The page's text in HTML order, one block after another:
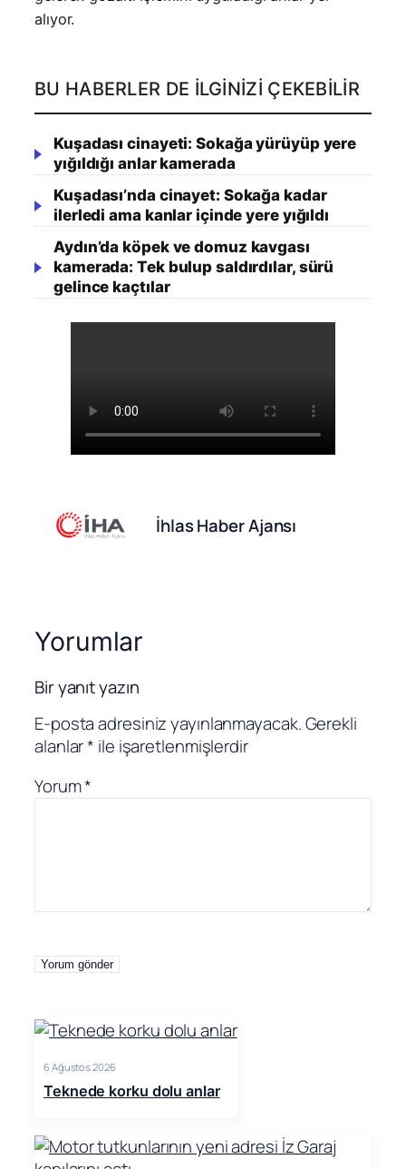
alıyor.
BU HABERLER DE İLGINIZI ÇEKEBILIR
Kuşadası cinayeti: Sokağa yürüyüp yere
yığıldığı anlar kamerada
Kuşadası’nda cinayet: Sokağa kadar
ilerledi ama kanlar içinde yere yığıldı
Aydın’da köpek ve domuz kavgası
kamerada: Tek bulup saldırdılar, sürü
gelince kaçtılar
İhlas Haber Ajansı
Yorumlar
Bir yanıt yazın
E-posta adresiniz yayınlanmayacak.Gerekli
alanlar* ile işaretlenmişlerdir
Yorum*
6 Ağustos 2026
Teknede korku dolu anlar